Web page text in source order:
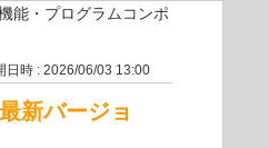
能・プログラムコンポ
日時 : 2026/06/03 13:00
新バージョ